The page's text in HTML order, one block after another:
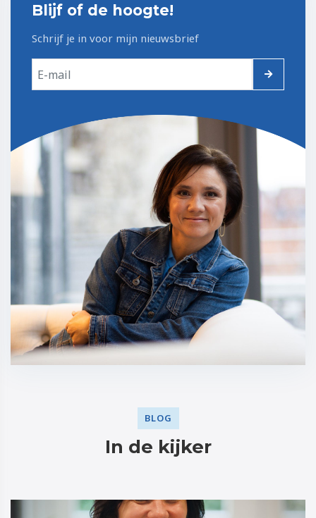
Blijf of de hoogte!
Schrijf je in voor mijn nieuwsbrief
BLOG
In de kijker